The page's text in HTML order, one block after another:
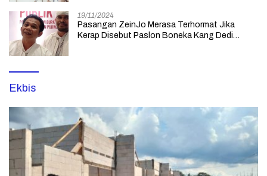
19/11/2024
Pasangan ZeinJo Merasa Terhormat Jika
Kerap Disebut Paslon Boneka Kang Dedi
Ekbis